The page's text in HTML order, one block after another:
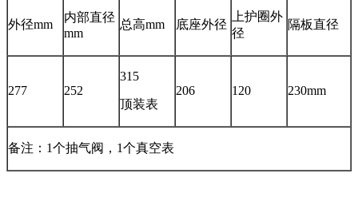
外径mm
内部直径
mm
总高mm 底座外径
上护圈外
径
隔板直径
277 252
315
顶装表
206 120 230mm
备注：1个抽气阀，1个真空表